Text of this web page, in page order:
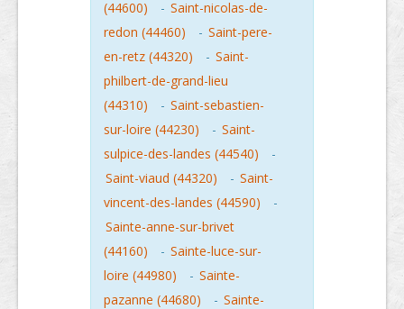
(44600)
- Saint-nicolas-de-
redon (44460)
- Saint-pere-
en-retz (44320)
- Saint-
philbert-de-grand-lieu
(44310)
- Saint-sebastien-
sur-loire (44230)
- Saint-
sulpice-des-landes (44540)
-
Saint-viaud (44320)
- Saint-
vincent-des-landes (44590)
-
Sainte-anne-sur-brivet
(44160)
- Sainte-luce-sur-
loire (44980)
- Sainte-
pazanne (44680)
- Sainte-